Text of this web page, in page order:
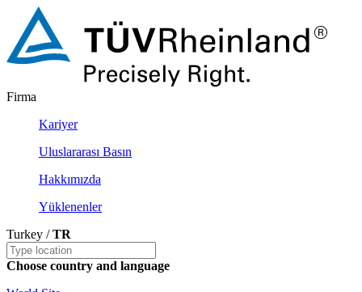
Firma
Kariyer
Uluslararası Basın
Hakkımızda
Yüklenenler
Turkey /TR
Choose country and language